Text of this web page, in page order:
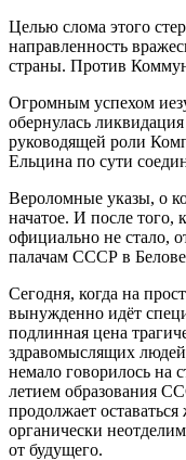
Целью слома этого
направленность
страны. Против
Огромным успехом
обернулась
руководящей роли
Ельцина по сути
Вероломные указы, о
начатое. И после того,
официально не стало,
палачам СССР в
Сегодня, когда на
вынужденно идёт
подлинная цена
здравомыслящих
немало говорилось на
летием образования
продолжает
органически
от будущего.